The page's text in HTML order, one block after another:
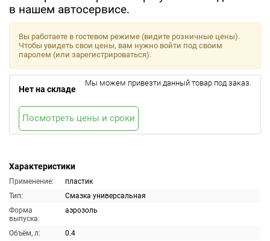
в нашем автосервисе.
Характеристики
Применение:
пластик
Тип:
Смазка универсальная
Форма
выпуска:
аэрозоль
Объём, л:
0.4
Вы работаете в гостевом режиме (видите розничные цены).
Чтобы увидеть свои цены, вам нужно войти под своим
паролем (или зарегистрироваться).
Нет на складе
Мы можем привезти данный товар под заказ.
Посмотреть цены и сроки